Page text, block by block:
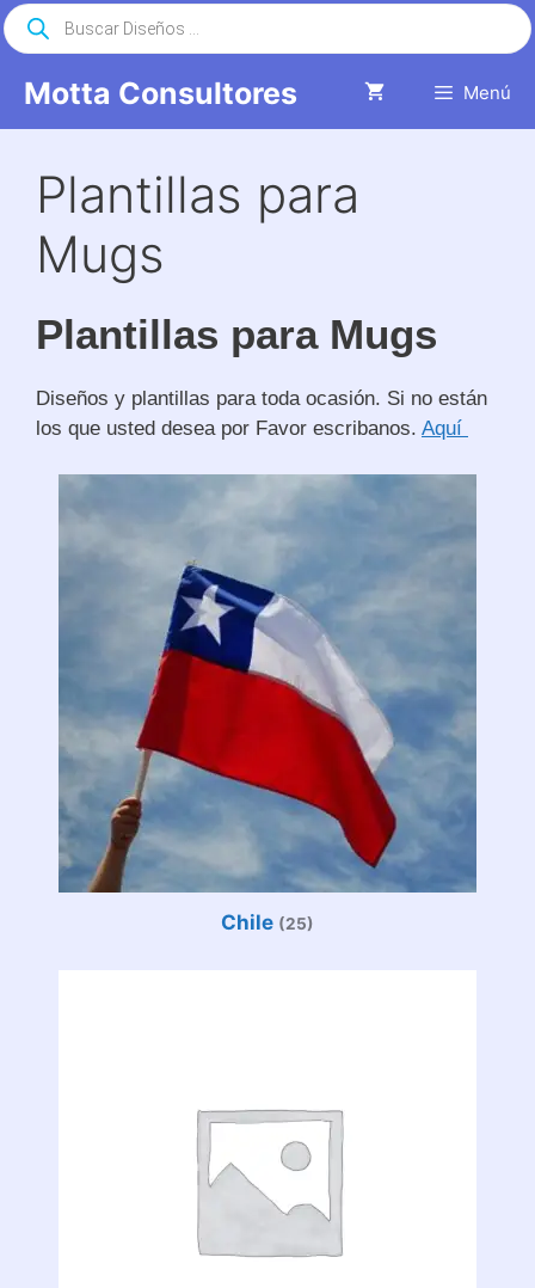
Saltar
al
Motta Consultores Menú
Búsqueda
de
productos
Plantillas para
Mugs
Plantillas para Mugs
Diseños y plantillas para toda ocasión. Si no están
los que usted desea por Favor escribanos. Aquí
Chile (25)